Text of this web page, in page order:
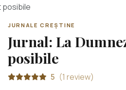
posibile
JURNALE CREȘTINE
Jurnal: La
posibile
5 (1 review)